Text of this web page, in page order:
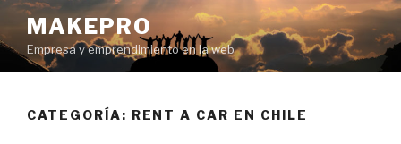
contenido
MAKEPRO
Empresa y emprendimiento en la web
CATEGORÍA: RENT A CAR EN CHILE